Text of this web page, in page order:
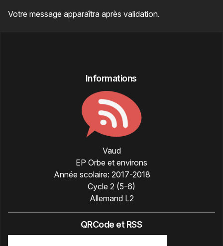
Votre message apparaîtra après validation.
Informations
Vaud
EP Orbe et environs
Année scolaire: 2017-2018
Cycle 2 (5-6)
Allemand L2
QRCode et RSS